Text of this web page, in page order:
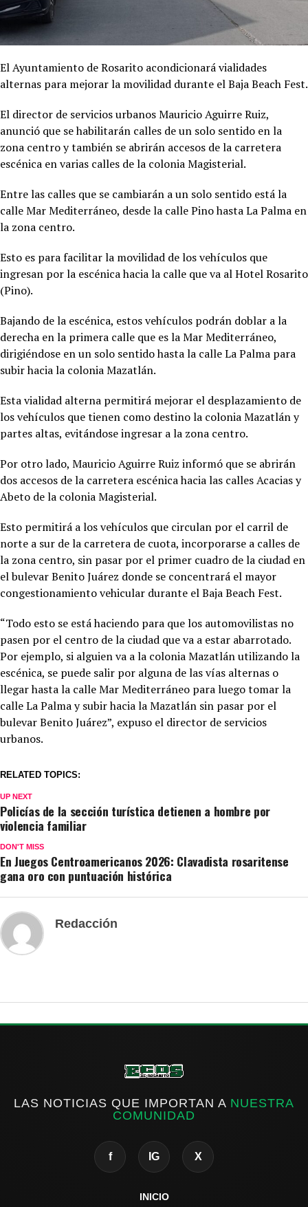
El Ayuntamiento de Rosarito acondicionará vialidades
alternas para mejorar la movilidad durante el Baja Beach Fest.
El director de servicios urbanos Mauricio Aguirre Ruiz,
anunció que se habilitarán calles de un solo sentido en la
zona centro y también se abrirán accesos de la carretera
escénica en varias calles de la colonia Magisterial.
Entre las calles que se cambiarán a un solo sentido está la
calle Mar Mediterráneo, desde la calle Pino hasta La Palma en
la zona centro.
Esto es para facilitar la movilidad de los vehículos que
ingresan por la escénica hacia la calle que va al Hotel Rosarito
(Pino).
Bajando de la escénica, estos vehículos podrán doblar a la
derecha en la primera calle que es la Mar Mediterráneo,
dirigiéndose en un solo sentido hasta la calle La Palma para
subir hacia la colonia Mazatlán.
Esta vialidad alterna permitirá mejorar el desplazamiento de
los vehículos que tienen como destino la colonia Mazatlán y
partes altas, evitándose ingresar a la zona centro.
Por otro lado, Mauricio Aguirre Ruiz informó que se abrirán
dos accesos de la carretera escénica hacia las calles Acacias y
Abeto de la colonia Magisterial.
Esto permitirá a los vehículos que circulan por el carril de
norte a sur de la carretera de cuota, incorporarse a calles de
la zona centro, sin pasar por el primer cuadro de la ciudad en
el bulevar Benito Juárez donde se concentrará el mayor
congestionamiento vehicular durante el Baja Beach Fest.
“Todo esto se está haciendo para que los automovilistas no
pasen por el centro de la ciudad que va a estar abarrotado.
Por ejemplo, si alguien va a la colonia Mazatlán utilizando la
escénica, se puede salir por alguna de las vías alternas o
llegar hasta la calle Mar Mediterráneo para luego tomar la
calle La Palma y subir hacia la Mazatlán sin pasar por el
bulevar Benito Juárez”, expuso el director de servicios
urbanos.
RELATED TOPICS:
UP NEXT
Policías de la sección turística detienen a hombre por
violencia familiar
DON'T MISS
En Juegos Centroamericanos 2026: Clavadista rosaritense
gana oro con puntuación histórica
Redacción
LAS NOTICIAS QUE IMPORTAN A NUESTRA
COMUNIDAD
f IG X
INICIO